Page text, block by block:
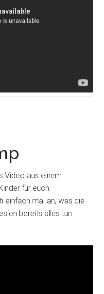
Video aus einem
für euch
einfach mal an, was die
bereits alles tun